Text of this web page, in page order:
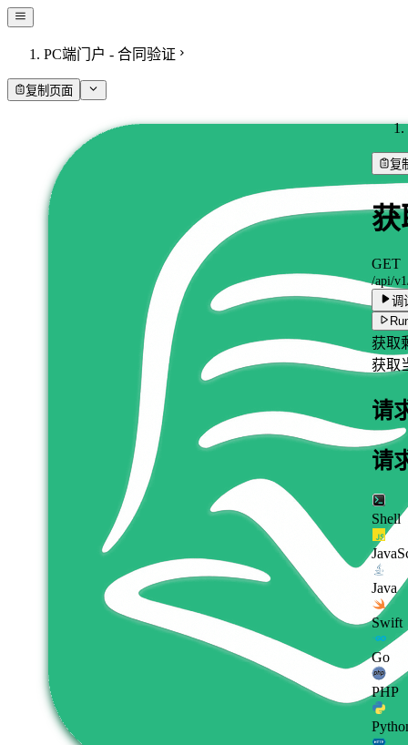
PC端门户 - 合同验证
复制页面
复
获
GET
/api/
调
获取
获取
请
请
Shell
Java
Swift
Go
PHP